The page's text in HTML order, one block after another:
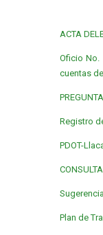
ACTA
Oficio No.
cuentas
Registro
PDOT-
Plan de